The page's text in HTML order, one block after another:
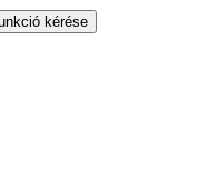
kérése